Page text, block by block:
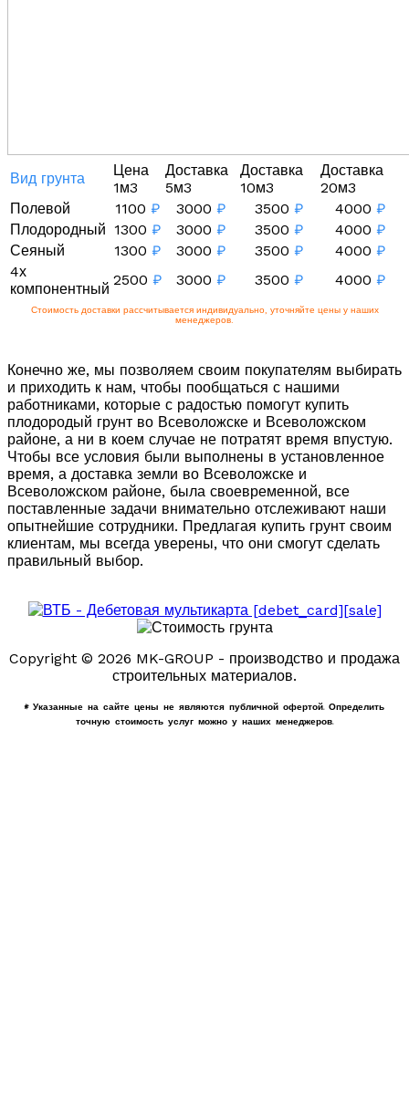
Вид грунта
Цена
1м3
Доставка
5м3
Доставка
10м3
Доставка
20м3
Полевой
1100 ₽ 3000 ₽ 3500 ₽ 4000 ₽
Плодородный 1300 ₽ 3000 ₽ 3500 ₽ 4000 ₽
Сеяный
1300 ₽ 3000 ₽ 3500 ₽ 4000 ₽
4х
компонентный
2500 ₽ 3000 ₽ 3500 ₽ 4000 ₽
Стоимость доставки рассчитывается индивидуально, уточняйте цены у наших
менеджеров.
Конечно же, мы позволяем своим покупателям выбирать
и приходить к нам, чтобы пообщаться с нашими
работниками, которые с радостью помогут купить
плодородый грунт во Всеволожске и Всеволожском
районе, а ни в коем случае не потратят время впустую.
Чтобы все условия были выполнены в установленное
время, а доставка земли во Всеволожске и
Всеволожском районе, была своевременной, все
поставленные задачи внимательно отслеживают наши
опытнейшие сотрудники. Предлагая купить грунт своим
клиентам, мы всегда уверены, что они смогут сделать
правильный выбор.
Copyright © 2026 MK-GROUP - производство и продажа
строительных материалов.
* Указанные на сайте цены не являются публичной офертой. Определить
точную стоимость услуг можно у наших менеджеров.